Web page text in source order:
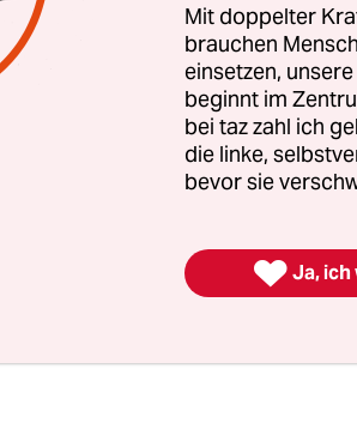
hier auch zu Gewalt:
und ihren Kunden.
und auch die Politik will
von
dass Marihuana in
Dealern verkauft werden soll.
Mit doppelter
brauchen
einsetzen,
beginnt im
bei taz zahl ich
die linke,
bevor sie
 Ja, ich